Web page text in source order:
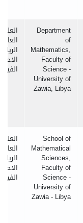
Department
of
Mathematics,
Faculty of
Science -
University of
Zawia, Libya
العلوم
School of
Mathematical
Sciences,
Faculty of
Science -
University of
Zawia - Libya
العلوم